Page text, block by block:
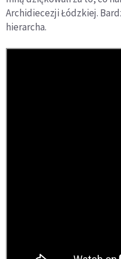
Archidiecezji Łódzkiej.
hierarcha.